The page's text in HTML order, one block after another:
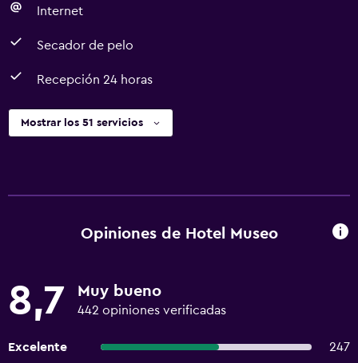
Internet
Secador de pelo
Recepción 24 horas
Mostrar los 51 servicios
Opiniones de Hotel Museo
8,7 Muy bueno
442 opiniones verificadas
Excelente
247